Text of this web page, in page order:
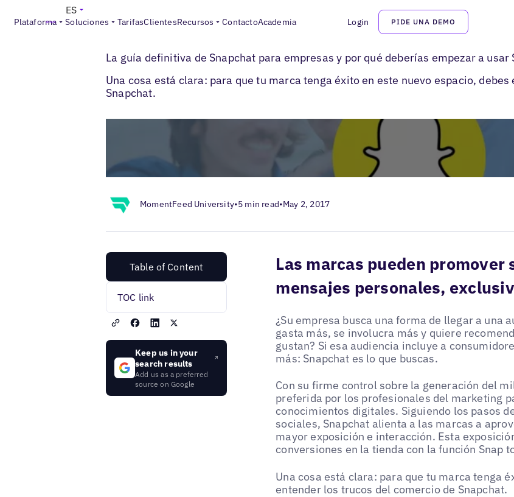
Plataforma Soluciones TarifasClientesRecursos ContactoAcademia Login PIDE UNA DEMO
ES
Blogs > Redes sociales locales>
La guía definitiva de Snapchat para empresas y por qué deberías empezar a usar
Una cosa está clara: para que tu marca tenga éxito en este nuevo espacio,
Snapchat.
MomentFeed University•5 min read•May 2, 2017
Table of Content
TOC link
Keep us in your
search results
Add us as a preferred
source on Google
Las marcas pueden promover
mensajes personales,
¿Su empresa busca una forma de llegar a una
gasta más, se involucra más y quiere
gustan? Si esa audiencia incluye a
más: Snapchat es lo que buscas.
Con su firme control sobre la generación del
preferida por los profesionales del marketing
conocimientos digitales. Siguiendo los pasos
sociales, Snapchat alienta a las marcas a
mayor exposición e interacción. Esta
conversiones en la tienda con la función Snap
Una cosa está clara: para que tu marca tenga
entender los trucos del comercio de Snapchat.